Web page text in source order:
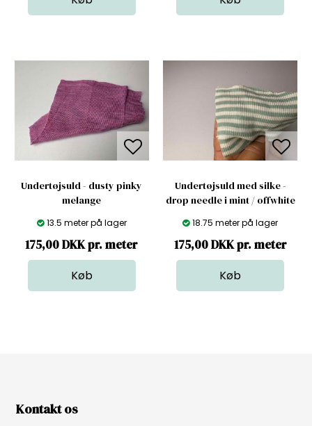
Undertøjsuld - dusty pinky
melange
13.5 meter på lager
175,00 DKK pr. meter
Undertøjsuld med silke -
drop needle i mint / offwhite
18.75 meter på lager
175,00 DKK pr. meter
Kontakt os